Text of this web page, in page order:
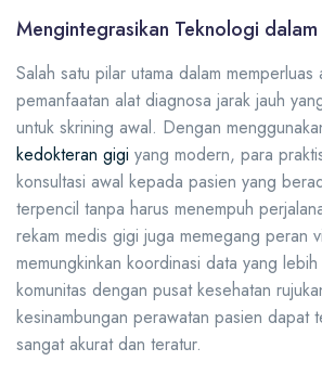
Mengintegrasikan Teknologi
Salah satu pilar utama dalam memperluas
pemanfaatan alat diagnosa jarak jauh
untuk skrining awal. Dengan
kedokteran gigi yang modern, para
konsultasi awal kepada pasien yang
terpencil tanpa harus menempuh
rekam medis gigi juga memegang peran
memungkinkan koordinasi data yang
komunitas dengan pusat kesehatan
kesinambungan perawatan pasien dapat
sangat akurat dan teratur.